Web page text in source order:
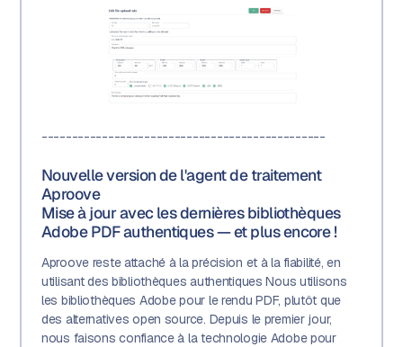
-----------------------------------------------
Nouvelle version de l'agent de traitement
Aproove
Mise à jour avec les dernières bibliothèques
Adobe PDF authentiques — et plus encore !
Aproove reste attaché à la précision et à la fiabilité, en
utilisant des bibliothèques authentiques Nous utilisons
les bibliothèques Adobe pour le rendu PDF, plutôt que
des alternatives open source. Depuis le premier jour,
nous faisons confiance à la technologie Adobe pour